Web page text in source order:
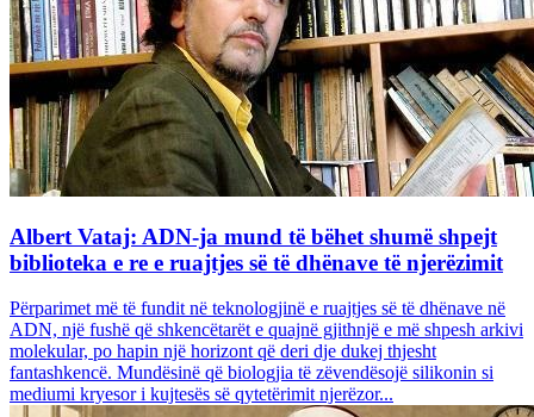
Albert Vataj: ADN-ja mund të bëhet shumë shpejt
biblioteka e re e ruajtjes së të dhënave të njerëzimit
Përparimet më të fundit në teknologjinë e ruajtjes së të dhënave në
ADN, një fushë që shkencëtarët e quajnë gjithnjë e më shpesh arkivi
molekular, po hapin një horizont që deri dje dukej thjesht
fantashkencë. Mundësinë që biologjia të zëvendësojë silikonin si
mediumi kryesor i kujtesës së qytetërimit njerëzor...